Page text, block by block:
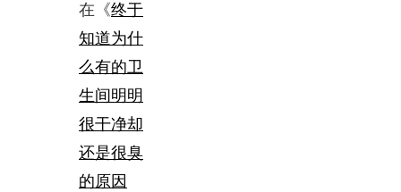
在《终于
知道为什
么有的卫
生间明明
很干净却
还是很臭
的原因